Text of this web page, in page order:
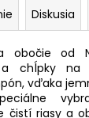
Diskusia
obočie od
a chĺpky na
vďaka
čistí riasy a